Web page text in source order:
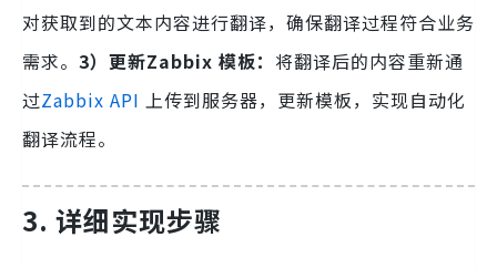
对获取到的文本内容进行翻译，确保翻译过程符合业务
需求。 3）更新Zabbix 模板： 将翻译后的内容重新通
过Zabbix API 上传到服务器，更新模板，实现自动化
翻译流程。
3. 详细实现步骤